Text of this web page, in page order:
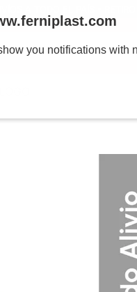
you notifications with